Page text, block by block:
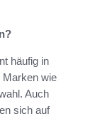
häufig in
Marken wie
Auch
sich auf